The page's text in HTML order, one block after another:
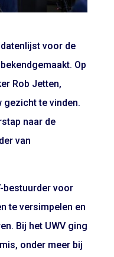
voor de
Op
Rob Jetten,
gezicht te vinden.
naar de
van
bestuurder voor
te versimpelen en
Bij het UWV ging
onder meer bij